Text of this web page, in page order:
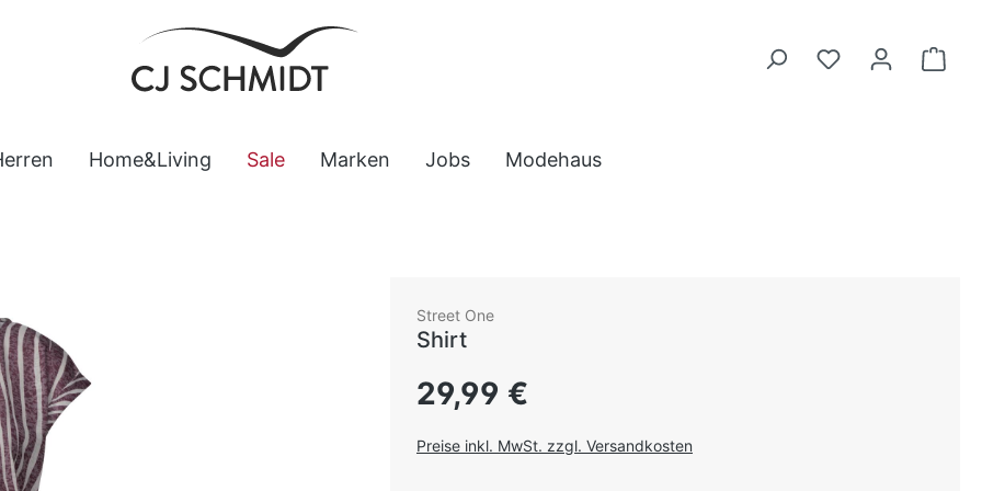
Home&Living Sale Marken Jobs Modehaus
Street One
Shirt
Regulärer Preis:
29,99 €
Preise inkl. MwSt. zzgl. Versandkosten